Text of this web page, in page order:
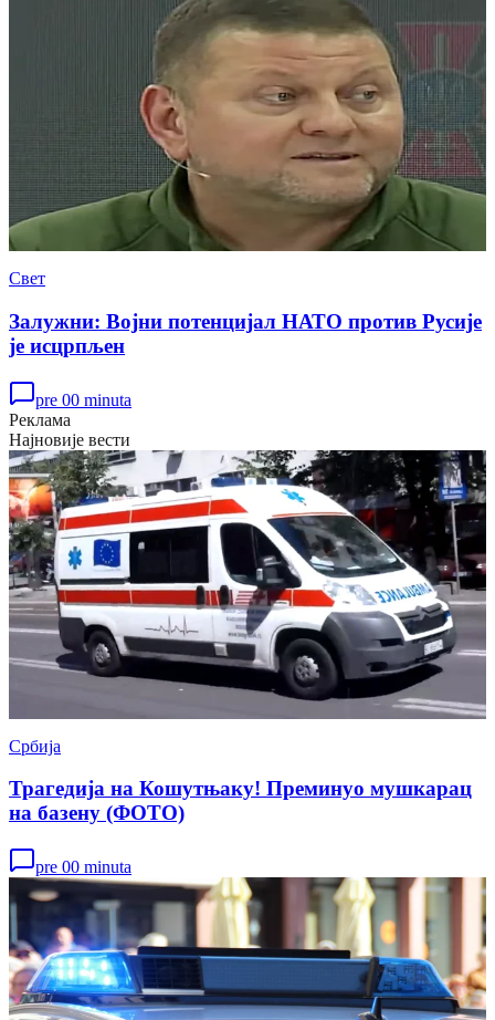
Свет
Залужни: Војни потенцијал НАТО против Русије
је исцрпљен
pre 00 minuta
Реклама
Најновије вести
Србија
Трагедија на Кошутњаку! Преминуо мушкарац
на базену (ФОТО)
pre 00 minuta